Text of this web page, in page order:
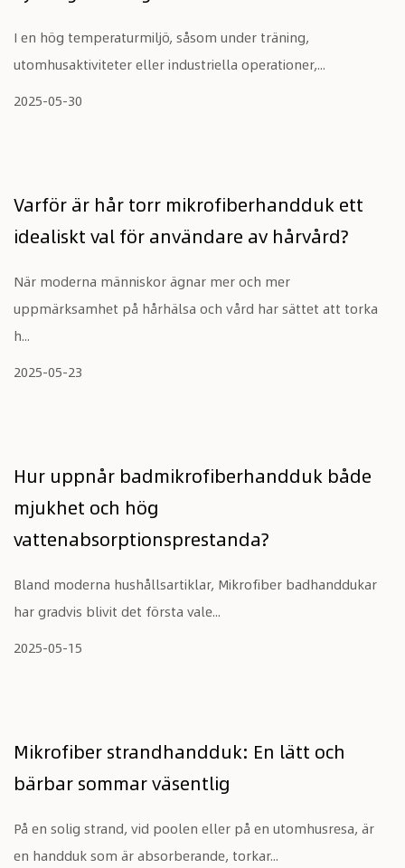
I en hög temperaturmiljö, såsom under träning,
utomhusaktiviteter eller industriella operationer,...
2025-05-30
Varför är hår torr mikrofiberhandduk ett
idealiskt val för användare av hårvård?
När moderna människor ägnar mer och mer
uppmärksamhet på hårhälsa och vård har sättet att torka
h...
2025-05-23
Hur uppnår badmikrofiberhandduk både
mjukhet och hög
vattenabsorptionsprestanda?
Bland moderna hushållsartiklar, Mikrofiber badhanddukar
har gradvis blivit det första vale...
2025-05-15
Mikrofiber strandhandduk: En lätt och
bärbar sommar väsentlig
På en solig strand, vid poolen eller på en utomhusresa, är
en handduk som är absorberande, torkar...